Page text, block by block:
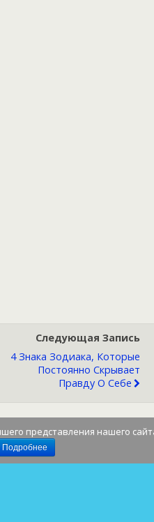
Следующая Запись
4 Знака Зодиака, Которые
Постоянно Скрывает
Правду О Себе
представления нашего
Подробнее